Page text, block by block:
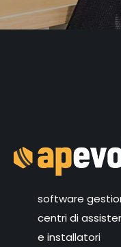
software
centri di
e installatori